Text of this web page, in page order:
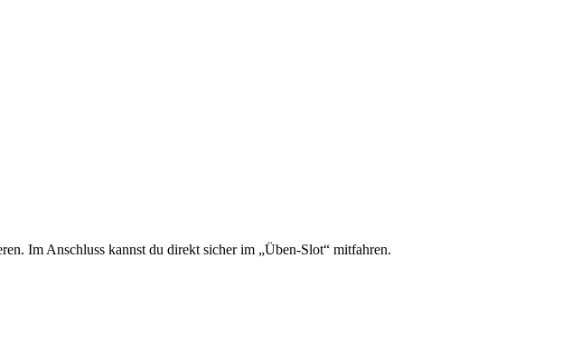
Im Anschluss kannst du direkt sicher im „Üben-Slot“ mitfahren.